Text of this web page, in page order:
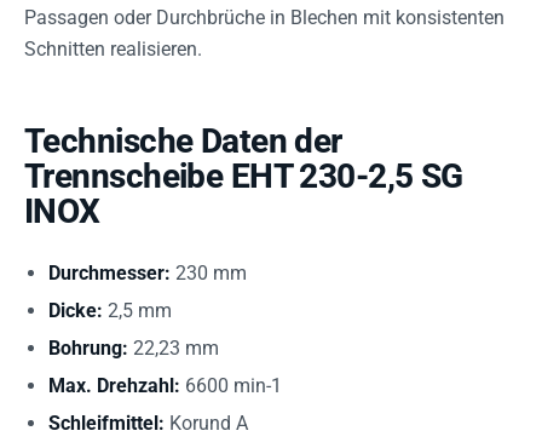
Passagen oder Durchbrüche in Blechen mit konsistenten
Schnitten realisieren.
Technische Daten der
Trennscheibe EHT 230-2,5 SG
INOX
Durchmesser: 230 mm
Dicke: 2,5 mm
Bohrung: 22,23 mm
Max. Drehzahl: 6600 min-1
Schleifmittel: Korund A